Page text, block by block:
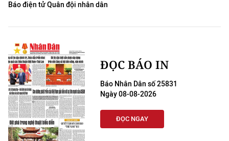
Báo điện tử Quân đội nhân dân
ĐỌC BÁO IN
Báo Nhân Dân số 25831
Ngày 08-08-2026
ĐỌC NGAY